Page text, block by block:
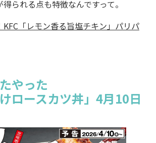
られる点も特徴なんですって。
「レモン香る旨塩チキン」パリパ
やった
けロースカツ丼」4月10日